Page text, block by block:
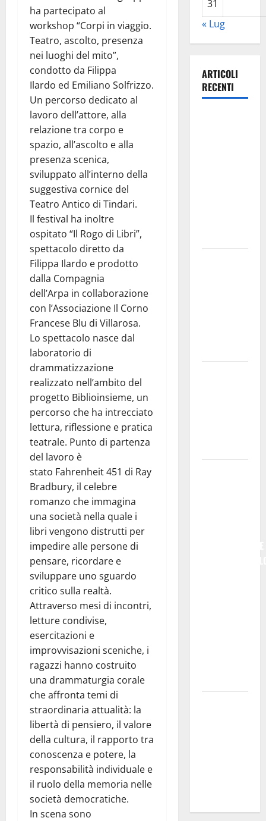
ha partecipato al
workshop “Corpi in viaggio.
Teatro, ascolto, presenza
nei luoghi del mito”,
condotto da Filippa
Ilardo ed Emiliano Solfrizzo.
Un percorso dedicato al
lavoro dell’attore, alla
relazione tra corpo e
spazio, all’ascolto e alla
presenza scenica,
sviluppato all’interno della
suggestiva cornice del
Teatro Antico di Tindari.
Il festival ha inoltre
ospitato “Il Rogo di Libri”,
spettacolo diretto da
Filippa Ilardo e prodotto
dalla Compagnia
dell’Arpa in collaborazione
con l’Associazione Il Corno
Francese Blu di Villarosa.
Lo spettacolo nasce dal
laboratorio di
drammatizzazione
realizzato nell’ambito del
progetto Biblioinsieme, un
percorso che ha intrecciato
lettura, riflessione e pratica
teatrale. Punto di partenza
del lavoro è
stato Fahrenheit 451 di Ray
Bradbury, il celebre
romanzo che immagina
una società nella quale i
libri vengono distrutti per
impedire alle persone di
pensare, ricordare e
sviluppare uno sguardo
critico sulla realtà.
Attraverso mesi di incontri,
letture condivise,
esercitazioni e
improvvisazioni sceniche, i
ragazzi hanno costruito
una drammaturgia corale
che affronta temi di
straordinaria attualità: la
libertà di pensiero, il valore
della cultura, il rapporto tra
conoscenza e potere, la
responsabilità individuale e
il ruolo della memoria nelle
società democratiche.
In scena sono
31
« Lug
ARTICOLI
RECENTI